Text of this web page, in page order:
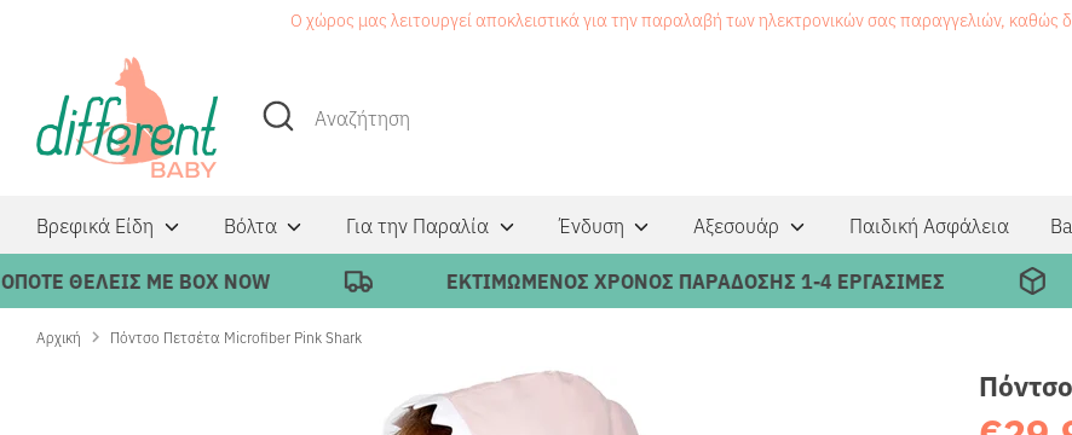
Ο χώρος μας λειτουργεί αποκλειστικά για την παραλαβή των ηλεκτρονικών σας παραγγελιών, καθώς
Αναζήτηση
Αναζήτηση
Βρεφικά Είδη Βόλτα Για την Παραλία Ένδυση Αξεσουάρ Παιδική Ασφάλεια
ΜΕ BOX NOW ΕΚΤΙΜΩΜΕΝΟΣ ΧΡΟΝΟΣ ΠΑΡΑΔΟΣΗΣ 1-4 ΕΡΓΑΣΙΜΕΣ
Αρχική Πόντσο Πετσέτα Microfiber Pink Shark